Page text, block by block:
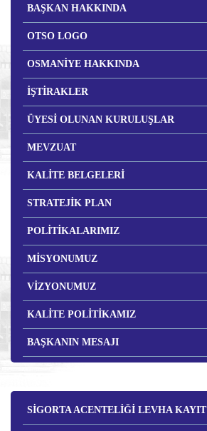
BAŞKAN HAKKINDA
OTSO LOGO
OSMANİYE HAKKINDA
İŞTİRAKLER
ÜYESİ OLUNAN KURULUŞLAR
MEVZUAT
KALİTE BELGELERİ
STRATEJİK PLAN
POLİTİKALARIMIZ
MİSYONUMUZ
VİZYONUMUZ
KALİTE POLİTİKAMIZ
BAŞKANIN MESAJI
SİGORTA ACENTELİĞİ LEVHA KAYIT